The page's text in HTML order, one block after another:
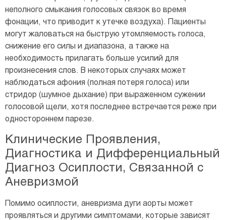
неполного смыкания голосовых связок во время
фонации, что приводит к утечке воздуха). Пациенты
могут жаловаться на быструю утомляемость голоса,
снижение его силы и диапазона, а также на
необходимость прилагать больше усилий для
произнесения слов. В некоторых случаях может
наблюдаться афония (полная потеря голоса) или
стридор (шумное дыхание) при выраженном сужении
голосовой щели, хотя последнее встречается реже при
одностороннем парезе.
Клинические Проявления,
Диагностика и Дифференциальный
Диагноз Осиплости, Связанной с
Аневризмой
Помимо осиплости, аневризма дуги аорты может
проявляться и другими симптомами, которые зависят